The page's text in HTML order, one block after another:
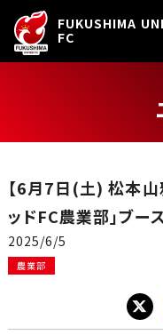
FUKUSHIMA
FC
【6月7日(土) 松本山
ッドFC農業部」ブー
2025/6/5
農業部